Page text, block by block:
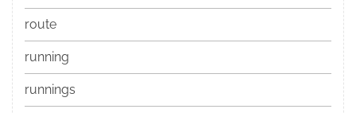
route
running
runnings